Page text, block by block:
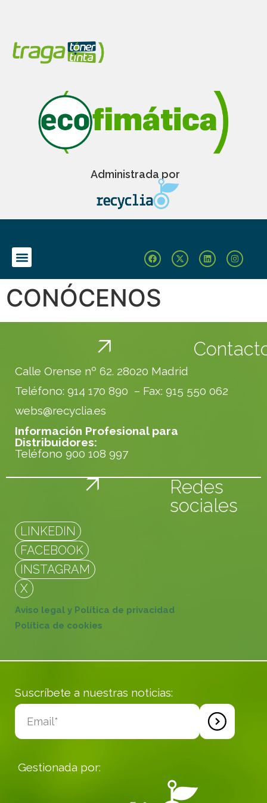
Administrada por
CONÓCENOS
Calle Orense nº 62. 28020 Madrid
Teléfono: 914 170 890 – Fax: 915 550 062
webs@recyclia.es
Información Profesional para
Distribuidores:
Teléfono 900 108 997
Redes
sociales
LINKEDIN
FACEBOOK
INSTAGRAM
X
Aviso legal y Política de privacidad
Política de cookies
Suscríbete a nuestras noticias:
Gestionada por: